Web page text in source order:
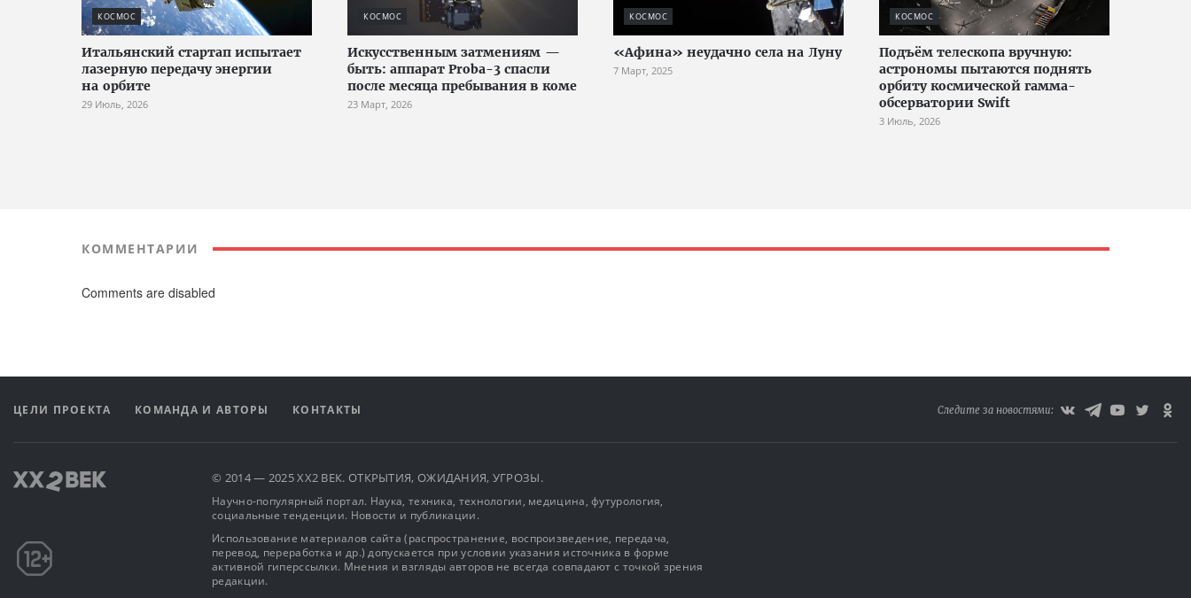
КОСМОС
Итальянский стартап испытает
лазерную передачу энергии
на орбите
29 Июль, 2026
КОСМОС
Искусственным затмениям —
быть: аппарат Proba-3 спасли
после месяца пребывания в коме
23 Март, 2026
КОСМОС
«Афина» неудачно села на Луну
7 Март, 2025
КОСМОС
Подъём телескопа вручную:
астрономы пытаются поднять
орбиту космической гамма-
обсерватории Swift
3 Июль, 2026
КОММЕНТАРИИ
Comments are disabled
ЦЕЛИ ПРОЕКТА КОМАНДА И АВТОРЫ КОНТАКТЫ Следите за новостями:
© 2014 — 2025 XX2 ВЕК. ОТКРЫТИЯ, ОЖИДАНИЯ, УГРОЗЫ.
Научно-популярный портал. Наука, техника, технологии, медицина, футурология,
социальные тенденции. Новости и публикации.
Использование материалов сайта (распространение, воспроизведение, передача,
перевод, переработка и др.) допускается при условии указания источника в форме
активной гиперссылки. Мнения и взгляды авторов не всегда совпадают с точкой зрения
редакции.